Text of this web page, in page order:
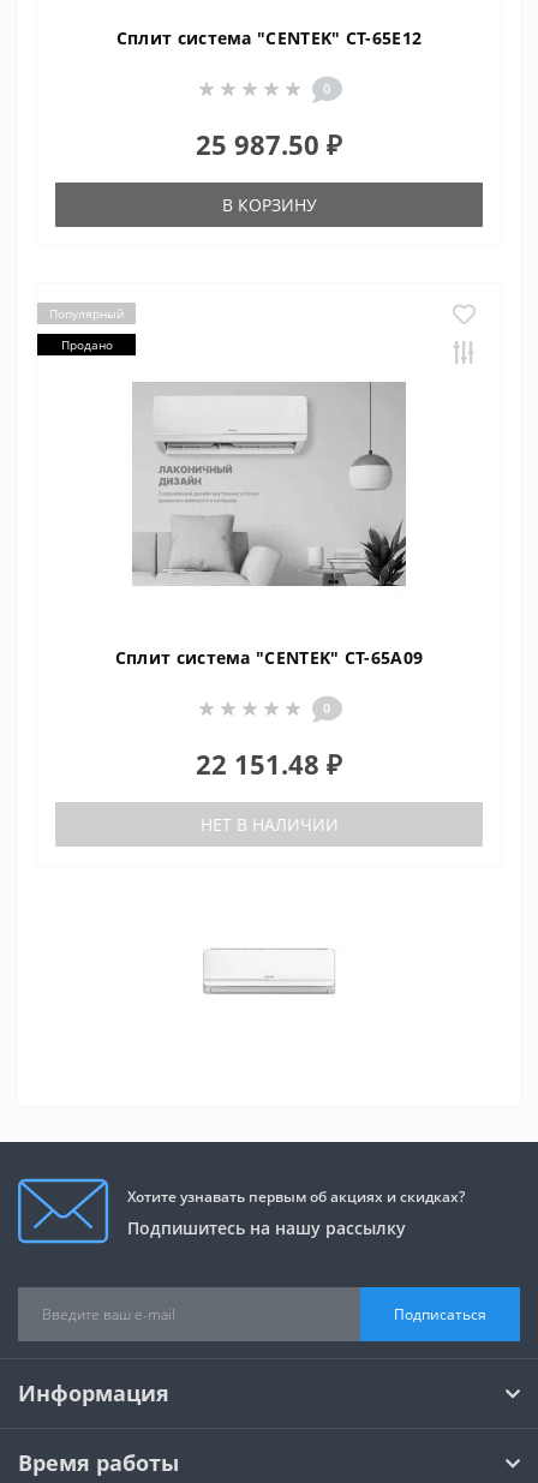
Сплит система "CENTEK" CT-65E12
0
25 987.50 ₽
В КОРЗИНУ
Популярный
Продано
Сплит система "CENTEK" CT-65A09
0
22 151.48 ₽
НЕТ В НАЛИЧИИ
Хотите узнавать первым об акциях и скидках?
Подпишитесь на нашу рассылку
Подписаться
Информация
Время работы